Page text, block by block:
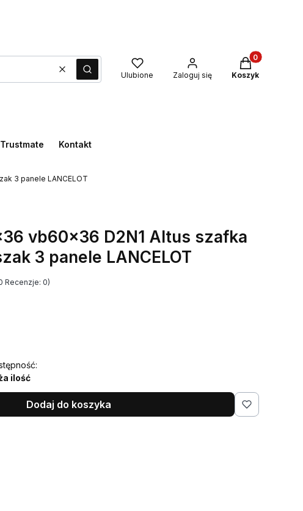
WyczyśćSzukaj Ulubione Zaloguj się
Produkty w
Koszyk
Kontakt
3 panele LANCELOT
vb60x36 D2N1 Altus szafka
3 panele LANCELOT
Recenzje: 0)
ilość
Dodaj do koszyka